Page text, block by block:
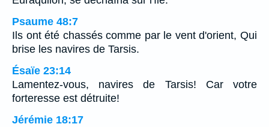
Psaume 48:7
Ils ont été chassés comme par le vent d'orient, Qui
brise les navires de Tarsis.
Ésaïe 23:14
Lamentez-vous, navires de Tarsis! Car votre
forteresse est détruite!
Jérémie 18:17